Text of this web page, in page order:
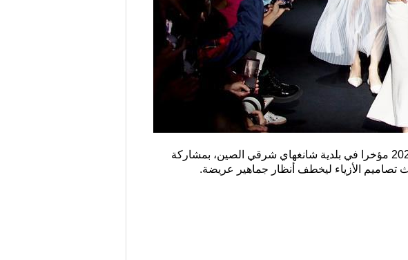
10 أكتوبر 2020 / شبكة الصين / اُفتتحت أعمال أسبوع شانغهاي لأزياء ربيع وصيف 2021 مؤخرا في بلدية شانغهاي شرقي الصين، بمشاركة
تصاميم الأزياء ليخطف أنظار جماهير عريضة.